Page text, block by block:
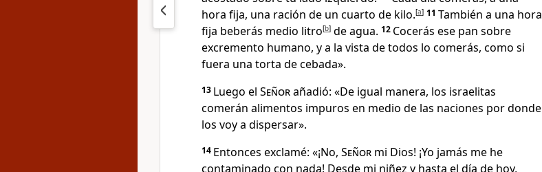
hora fija, una ración de un cuarto de kilo.[a] 11 También a una hora
fija beberás medio litro[b] de agua. 12 Cocerás ese pan sobre
excremento humano, y a la vista de todos lo comerás, como si
fuera una torta de cebada».
13 Luego el Señorañadió: «De igual manera, los israelitas
comerán alimentos impuros en medio de las naciones por donde
los voy a dispersar».
14 Entonces exclamé: «¡No, Señor mi Dios! ¡Yo jamás me he
contaminado con nada! Desde mi niñez y hasta el día de hoy,